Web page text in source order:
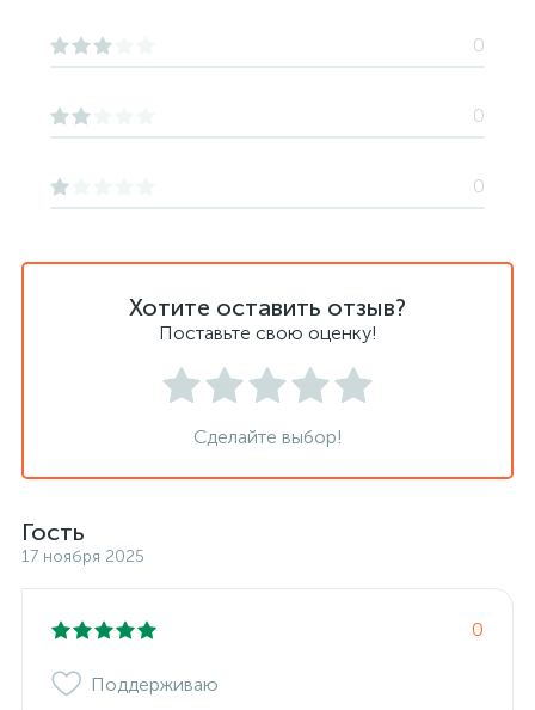
Хотите оставить отзыв?
Поставьте свою оценку!
Сделайте выбор!
Гость
17 ноября 2025
0
Поддерживаю
0
0
0